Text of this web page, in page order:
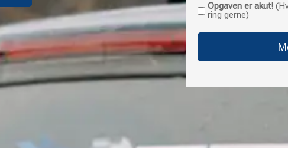
Opgaven
akut!
opgaven
Opgaven er akut!
ring gerne)